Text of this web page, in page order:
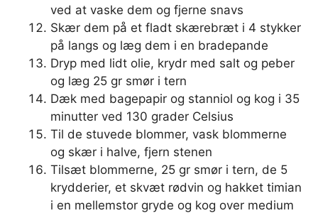
ved at vaske dem og fjerne snavs
Skær dem på et fladt skærebræt i 4 stykker
på langs og læg dem i en bradepande
Dryp med lidt olie, krydr med salt og peber
og læg 25 gr smør i tern
Dæk med bagepapir og stanniol og kog i 35
minutter ved 130 grader Celsius
Til de stuvede blommer, vask blommerne
og skær i halve, fjern stenen
Tilsæt blommerne, 25 gr smør i tern, de 5
krydderier, et skvæt rødvin og hakket timian
i en mellemstor gryde og kog over medium